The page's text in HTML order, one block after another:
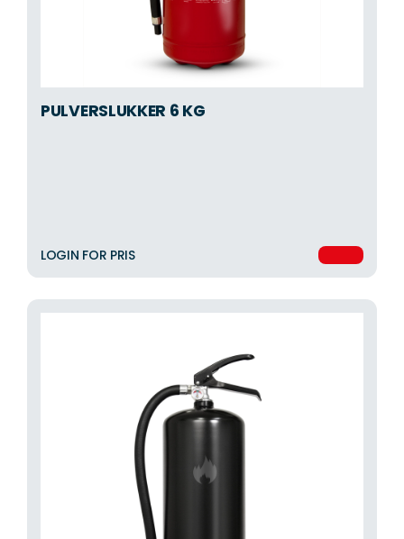
PULVERSLUKKER 6 KG
LOGIN FOR PRIS